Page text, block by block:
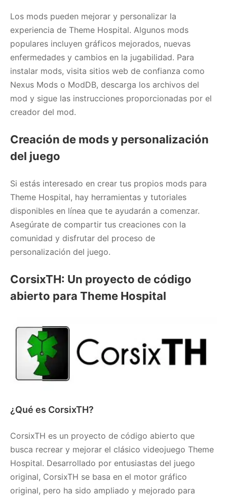
Los mods pueden mejorar y personalizar la
experiencia de Theme Hospital. Algunos mods
populares incluyen gráficos mejorados, nuevas
enfermedades y cambios en la jugabilidad. Para
instalar mods, visita sitios web de confianza como
Nexus Mods o ModDB, descarga los archivos del
mod y sigue las instrucciones proporcionadas por el
creador del mod.
Creación de mods y personalización
del juego
Si estás interesado en crear tus propios mods para
Theme Hospital, hay herramientas y tutoriales
disponibles en línea que te ayudarán a comenzar.
Asegúrate de compartir tus creaciones con la
comunidad y disfrutar del proceso de
personalización del juego.
CorsixTH: Un proyecto de código
abierto para Theme Hospital
¿Qué es CorsixTH?
CorsixTH es un proyecto de código abierto que
busca recrear y mejorar el clásico videojuego Theme
Hospital. Desarrollado por entusiastas del juego
original, CorsixTH se basa en el motor gráfico
original, pero ha sido ampliado y mejorado para